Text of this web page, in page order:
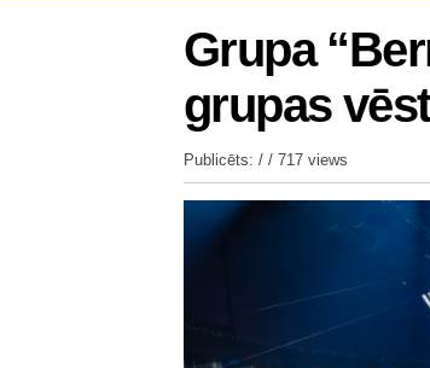
Grupa
grupas
Publicēts: / / 717 views